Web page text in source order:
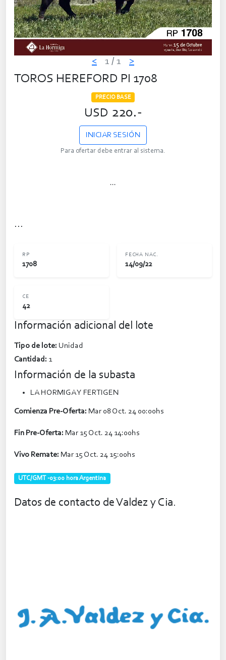
< 1 / 1 >
TOROS HEREFORD PI 1708
PRECIO BASE
USD 220.-
INICIAR SESIÓN
Para ofertar debe entrar al sistema.
...
...
RP
1708
FECHA NAC.
14/09/22
CE
42
Información adicional del lote
Tipo de lote: Unidad
Cantidad: 1
Información de la subasta
LA HORMIGA Y FERTIGEN
Comienza Pre-Oferta: Mar 08 Oct. 24 00:00hs
Fin Pre-Oferta: Mar 15 Oct. 24 14:00hs
Vivo Remate: Mar 15 Oct. 24 15:00hs
UTC/GMT -03:00 hora Argentina
Datos de contacto de Valdez y Cia.